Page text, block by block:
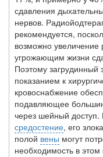
сдавления
нервов.
рекомендуется,
возможно увеличе­ние
угрожающим жизни
Поэтому загрудинный
показанием к
кровоснабжение
подав­ляющее
через шейный доступ.
средостение, его
полой вены могут
необходимость в